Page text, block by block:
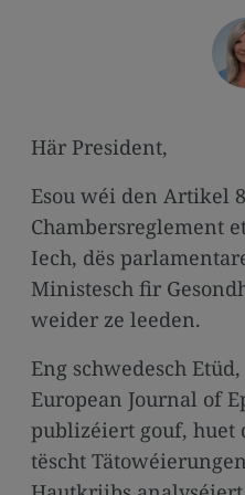
Här President,
Esou wéi den Artikel
Chambersreglement
Iech, dës
Ministesch fir
weider ze leeden.
Eng schwedesch
European Journal of
publizéiert gouf, huet
tëscht